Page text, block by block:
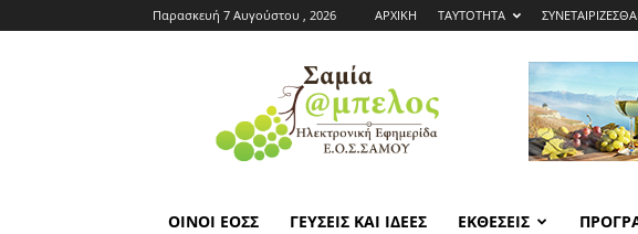
Παρασκευή 7 Αυγούστου , 2026 ΑΡΧΙΚΗ ΤΑΥΤΟΤΗΤΑ ΣΥΝΕΤΑΙΡΙΖΕΣΘΑΙ
Εφημερίδα
ΕΟΣΣ
|
Σαμία
ΟΙΝΟΙ ΕΟΣΣ ΓΕΥΣΕΙΣ ΚΑΙ ΙΔΕΕΣ ΕΚΘΕΣΕΙΣ